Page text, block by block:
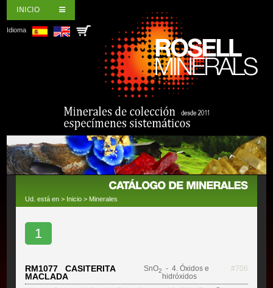
INICIO
Idioma
Ud. está en > Inicio > Minerales
1
RM1077 CASITERITA
MACLADA
SnO2
- 4. Óxidos e
hidróxidos
#706